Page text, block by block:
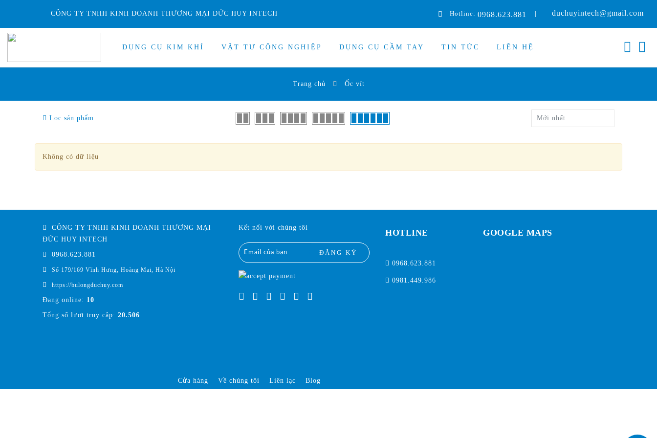
CÔNG TY TNHH KINH DOANH THƯƠNG MẠI ĐỨC HUY INTECH Hotline: 0968.623.881 duchuyintech@gmail.com
DỤNG CỤ KIM KHÍ VẬT TƯ CÔNG NGHIỆP DỤNG CỤ CẦM TAY TIN TỨC LIÊN HỆ
Trang chủ Ốc vít
Lọc sản phẩm Mới nhất
Không có dữ liệu
CÔNG TY TNHH KINH DOANH THƯƠNG MẠI
ĐỨC HUY INTECH
0968.623.881
Số 179/169 Vĩnh Hưng, Hoàng Mai, Hà Nội
https://bulongduchuy.com
Đang online: 10
Tổng số lượt truy cập: 20.506
Kết nối với chúng tôi
ĐĂNG KÝ
HOTLINE
0968.623.881
0981.449.986
GOOGLE MAPS
Cửa hàng Về chúng tôi Liên lạc Blog